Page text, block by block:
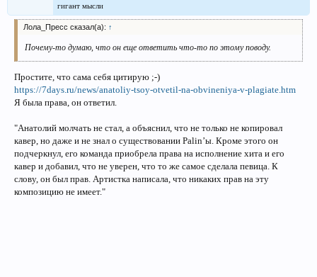
гигант мысли
Лола_Пресс сказал(а): ↑
Почему-то думаю, что он еще ответить что-то по этому поводу.
Простите, что сама себя цитирую ;-)
https://7days.ru/news/anatoliy-tsoy-otvetil-na-obvineniya-v-plagiate.htm
Я была права, он ответил.
"Анатолий молчать не стал, а объяснил, что не только не копировал
кавер, но даже и не знал о существовании Palin’ы. Кроме этого он
подчеркнул, его команда приобрела права на исполнение хита и его
кавер и добавил, что не уверен, что то же самое сделала певица. К
слову, он был прав. Артистка написала, что никаких прав на эту
композицию не имеет."